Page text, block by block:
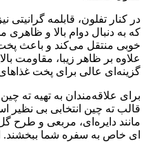
در کنار تفلون، قابلمه
که به‌ دنبال دوام بالا و ظاهری
خوبی منتقل می‌کند و باعث پخت
علاوه بر ظاهر زیبا، مقاومت
گزینه‌ای عالی برای پخت
برای علاقه‌مندان به تهیه ته‌
قالب ته‌ چین انتخابی بی‌ نظیر
مانند دایره‌ای، مربعی و طرح
ای خاص به سفره شما ببخشند.